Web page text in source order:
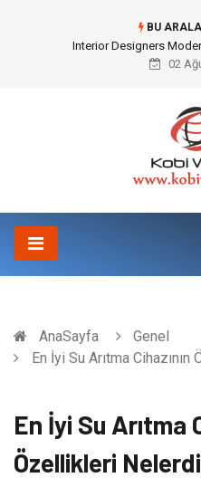
BU
MYK Belgesi Nasıl Alınır
02
AnaSayfa
Genel
En İyi Su Arıtma
En İyi Su Arıtma
Özellikleri